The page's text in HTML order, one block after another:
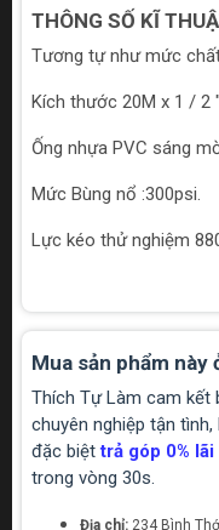
THÔNG SỐ KĨ
Tương tự như mức chất
Kích thước 20M x 1 / 2
Ống nhựa PVC sáng
Mức Bùng nổ :300psi.
Lực kéo thử nghiệm
Mua sản phẩm này
Thích Tự Làm cam kết
chuyên nghiệp tận
đặc biệttrả góp 0%
trong vòng 30s.
Địa chỉ: 234 Bình